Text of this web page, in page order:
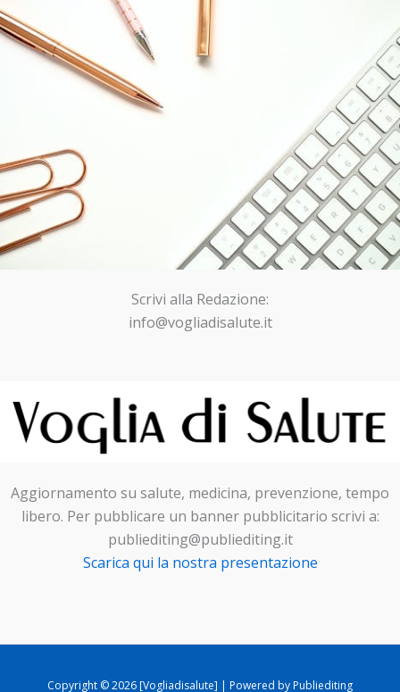
Scrivi alla Redazione:
info@vogliadisalute.it
Aggiornamento su salute, medicina, prevenzione, tempo
libero. Per pubblicare un banner pubblicitario scrivi a:
publiediting@publiediting.it
Scarica qui la nostra presentazione
Copyright © 2026 [Vogliadisalute] | Powered by Publiediting